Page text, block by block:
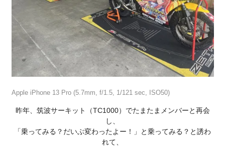
Apple iPhone 13 Pro (5.7mm, f/1.5, 1/121 sec, ISO50)
昨年、筑波サーキット（TC1000）でたまたまメンバーと再会
し、
「乗ってみる？だいぶ変わったよー！」と乗ってみる？と誘わ
れて、